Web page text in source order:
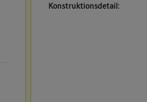
Konstruktionsdetail: